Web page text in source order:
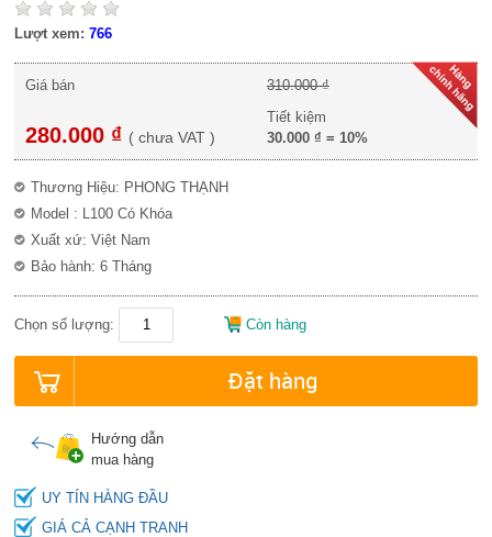
Lượt xem:766
Giá bán
280.000 ₫ (chưa VAT )
310.000 ₫
Tiết kiệm
30.000 ₫ = 10%
Thương Hiệu: PHONG THẠNH
Model : L100 Có Khóa
Xuất xứ: Việt Nam
Bảo hành: 6 Tháng
Chọn số lượng: Còn hàng
Đặt hàng
Hướng dẫn
mua hàng
UY TÍN HÀNG ĐẦU
GIÁ CẢ CẠNH TRANH